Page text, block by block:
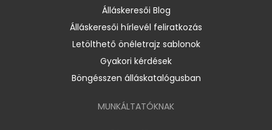
Álláskeresői Blog
Álláskeresői hírlevél feliratkozás
Letölthető önéletrajz sablonok
Gyakori kérdések
Böngésszen álláskatalógusban
MUNKÁLTATÓKNAK